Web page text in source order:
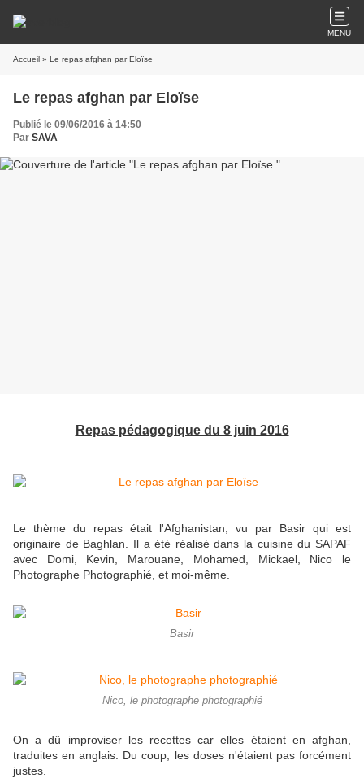
MENU
Accueil » Le repas afghan par Eloïse
Le repas afghan par Eloïse
Publié le 09/06/2016 à 14:50
Par SAVA
Repas pédagogique du 8 juin 2016
Le thème du repas était l'Afghanistan, vu par Basir qui est
originaire de Baghlan. Il a été réalisé dans la cuisine du SAPAF
avec Domi, Kevin, Marouane, Mohamed, Mickael, Nico le
Photographe Photographié, et moi-même.
Basir
Nico, le photographe photographié
On a dû improviser les recettes car elles étaient en afghan,
traduites en anglais. Du coup, les doses n'étaient pas forcément
justes.